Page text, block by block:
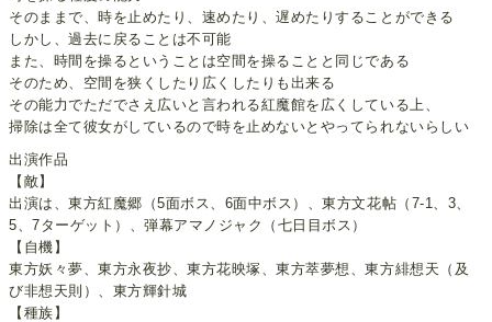
そのままで、時を止めたり、速めたり、遅めたりすることができる
しかし、過去に戻ることは不可能
また、時間を操るということは空間を操ることと同じである
そのため、空間を狭くしたり広くしたりも出来る
その能力でただでさえ広いと言われる紅魔館を広くしている上、
掃除は全て彼女がしているので時を止めないとやってられないらしい
出演作品
【敵】
出演は、東方紅魔郷（5面ボス、6面中ボス）、東方文花帖（7-1、3、
5、7ターゲット）、弾幕アマノジャク（七日目ボス）
【自機】
東方妖々夢、東方永夜抄、東方花映塚、東方萃夢想、東方緋想天（及
び非想天則）、東方輝針城
【種族】